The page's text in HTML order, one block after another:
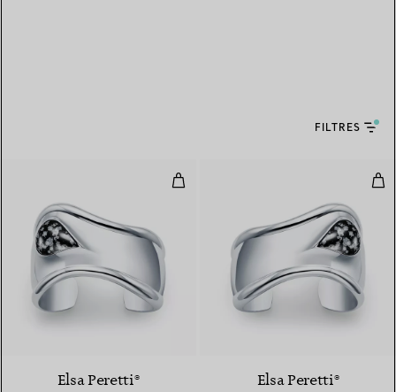
FILTRES
Manchette Bone Small en
Elsa Peretti® Elsa Peretti®